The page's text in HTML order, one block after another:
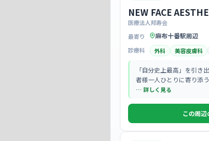
NEW FACE
医療法人邦寿会
最寄り
麻布十番駅周辺
診療科 外科 美容皮膚科
「自分史上最高」を引き
者様一人ひとりに寄り添
りを大切にされています。
… 詳しく見る
この周